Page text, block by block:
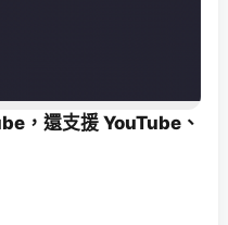
，還支援 YouTube、